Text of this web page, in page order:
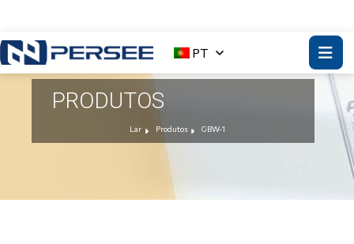
PT
PRODUTOS
Lar Produtos GBW-1